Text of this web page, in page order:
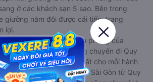
ở các khách sạn 5 sao. Bên trong
giường nằm đôi được cải tiến, trang
lợi.
kế chẳng khác chi căn phòng của
mang đến chất lượng chuyến đi Quy
Quận 12 - Sài Gòn tốt nhất cho mỗi hành
loại xe xe đi Quận 12 - Sài Gòn từ Quy